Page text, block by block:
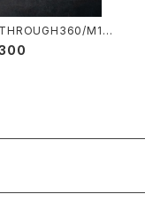
M111
許取得・通気防水シ
用”モイスルー36